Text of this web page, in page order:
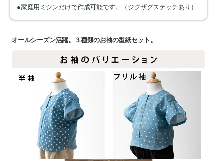
●家庭用ミシンだけで作成可能です。（ジグザグステッチあり）
オールシーズン活躍。３種類のお袖の型紙セット。